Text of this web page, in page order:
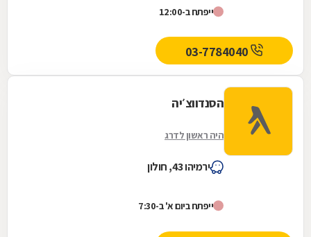
ייפתח ב-12:00
03-7784040
הסנדווצ׳יה
היה ראשון לדרג
ירמיהו 43, חולון
ייפתח ביום א' ב-7:30